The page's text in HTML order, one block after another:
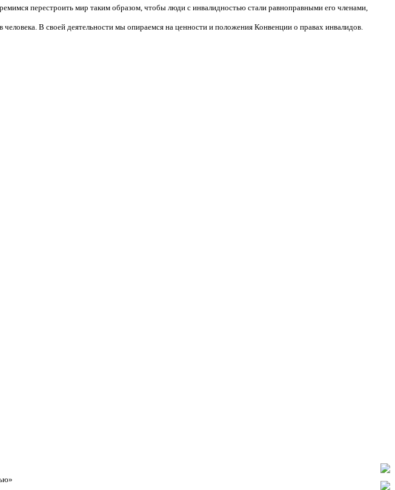
перестроить мир таким образом, чтобы люди с инвалидностью стали равноправными его членами,
В своей деятельности мы опираемся на ценности и положения Конвенции о правах инвалидов.